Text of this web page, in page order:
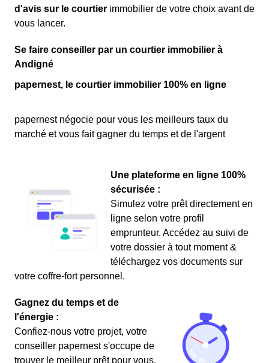
d'avis sur le courtier immobilier de votre choix avant de
vous lancer.
Se faire conseiller par un courtier immobilier à
Andigné
papernest, le courtier immobilier 100% en ligne
papernest négocie pour vous les meilleurs taux du
marché et vous fait gagner du temps et de l'argent
Une plateforme en ligne 100%
sécurisée :
Simulez votre prêt directement en
ligne selon votre profil
emprunteur. Accédez au suivi de
votre dossier à tout moment &
téléchargez vos documents sur
votre coffre-fort personnel.
Gagnez du temps et de
l'énergie :
Confiez-nous votre projet, votre
conseiller papernest s'occupe de
trouver le meilleur prêt pour vous.